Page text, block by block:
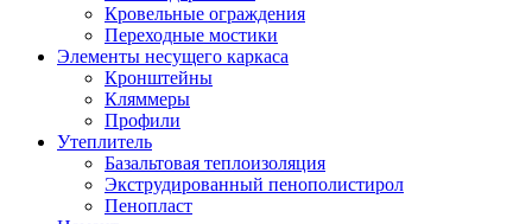
Кровельные ограждения
Переходные мостики
Элементы несущего каркаса
Кронштейны
Кляммеры
Профили
Утеплитель
Базальтовая теплоизоляция
Экструдированный пенополистирол
Пенопласт